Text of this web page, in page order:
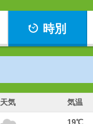
時別
天気 気温